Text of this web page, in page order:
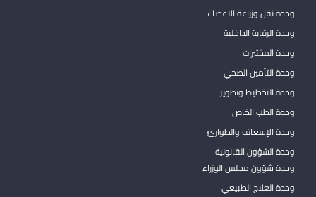
وحدة نقل وزراعة الاعضاء
وحدة الرقابة الداخلية
وحدة المختبرات
وحدة التأمين الصحي
وحدة التخطيط وتطوير
وحدة الطب الخاص
وحدة الإسعاف والطوارئ
وحدة الشؤون القانونية
وحدة شؤون مجلس الوزراء
وحدة العلاج الطبيعي